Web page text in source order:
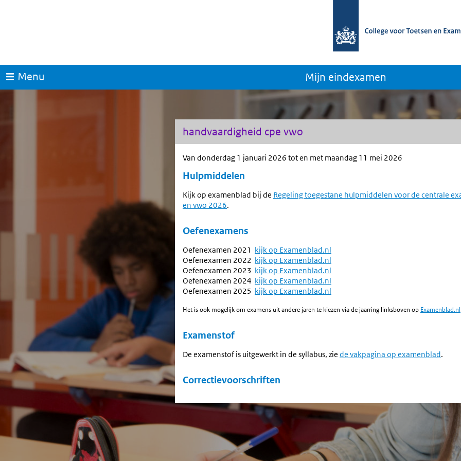
Menu Mijn eindexamen
handvaardigheid cpe vwo
Van donderdag 1 januari 2026 tot en met maandag 11 mei 2026
Hulpmiddelen
Kijk op examenblad bij de Regeling toegestane hulpmiddelen voor de centrale
en vwo 2026.
Oefenexamens
Oefenexamen 2021 kijk op Examenblad.nl
Oefenexamen 2022 kijk op Examenblad.nl
Oefenexamen 2023 kijk op Examenblad.nl
Oefenexamen 2024 kijk op Examenblad.nl
Oefenexamen 2025 kijk op Examenblad.nl
Het is ook mogelijk om examens uit andere jaren te kiezen via de jaarring linksboven op Examenblad.nl
Examenstof
De examenstof is uitgewerkt in de syllabus, zie de vakpagina op examenblad.
Correctievoorschriften